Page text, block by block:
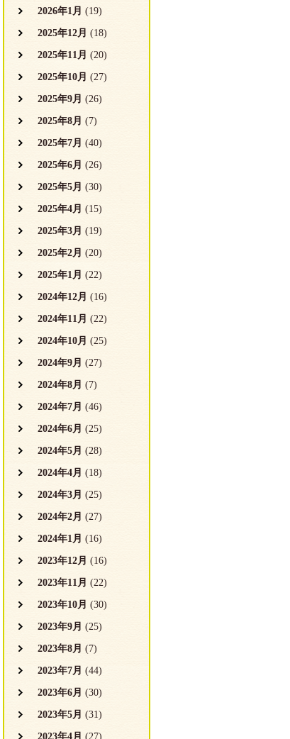
2026年1月 (19)
2025年12月 (18)
2025年11月 (20)
2025年10月 (27)
2025年9月 (26)
2025年8月 (7)
2025年7月 (40)
2025年6月 (26)
2025年5月 (30)
2025年4月 (15)
2025年3月 (19)
2025年2月 (20)
2025年1月 (22)
2024年12月 (16)
2024年11月 (22)
2024年10月 (25)
2024年9月 (27)
2024年8月 (7)
2024年7月 (46)
2024年6月 (25)
2024年5月 (28)
2024年4月 (18)
2024年3月 (25)
2024年2月 (27)
2024年1月 (16)
2023年12月 (16)
2023年11月 (22)
2023年10月 (30)
2023年9月 (25)
2023年8月 (7)
2023年7月 (44)
2023年6月 (30)
2023年5月 (31)
2023年4月 (27)